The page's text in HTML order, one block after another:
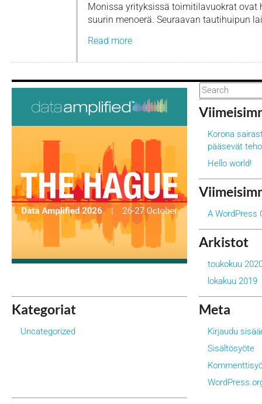
Monissa yrityksissä toimitilavuokrat ovat
suurin menoerä. Seuraavan tautihuipun
Read more
Korona
pääsevät
Hello world!
A WordPress
Arkistot
toukokuu
lokakuu 2019
Kategoriat
Uncategorized
Meta
Kirjaudu
Sisältösyöte